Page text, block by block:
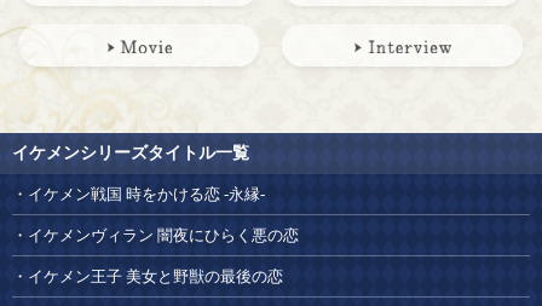
イケメンシリーズタイトル一覧
イケメン戦国 時をかける恋 -永縁-
イケメンヴィラン 闇夜にひらく悪の恋
イケメン王子 美女と野獣の最後の恋